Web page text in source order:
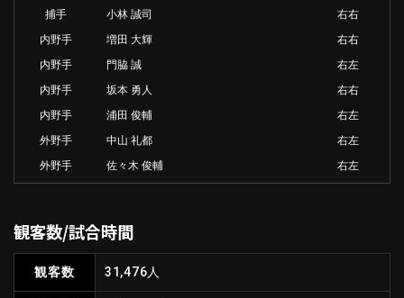
捕手
小林 誠司
右右
内野手
増田 大輝
右右
内野手
門脇 誠
右左
内野手
坂本 勇人
右右
内野手
浦田 俊輔
右左
外野手
中山 礼都
右左
外野手
佐々木 俊輔 右左
観客数/試合時間
観客数 31,476人